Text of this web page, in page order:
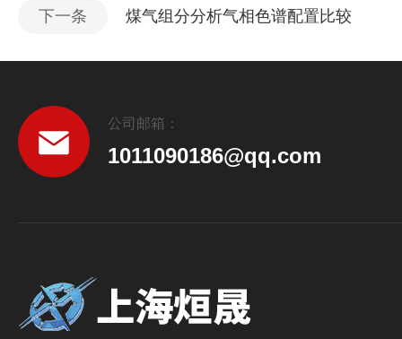
下一条 煤气组分分析气相色谱配置比较
公司邮箱：
1011090186@qq.com